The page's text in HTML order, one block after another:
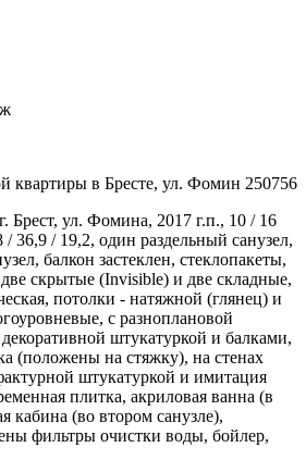
квартиры в Бресте, ул. Фомин 250756
Брест, ул. Фомина, 2017 г.п., 10 / 16
/ 36,9 / 19,2, один раздельный санузел,
балкон застеклен, стеклопакеты,
скрытые (Invisible) и две складные,
потолки - натяжной (глянец) и
с разноплановой
штукатуркой и балками,
(положены на стяжку), на стенах
штукатуркой и имитация
плитка, акриловая ванна (в
кабина (во втором санузле),
фильтры очистки воды, бойлер,